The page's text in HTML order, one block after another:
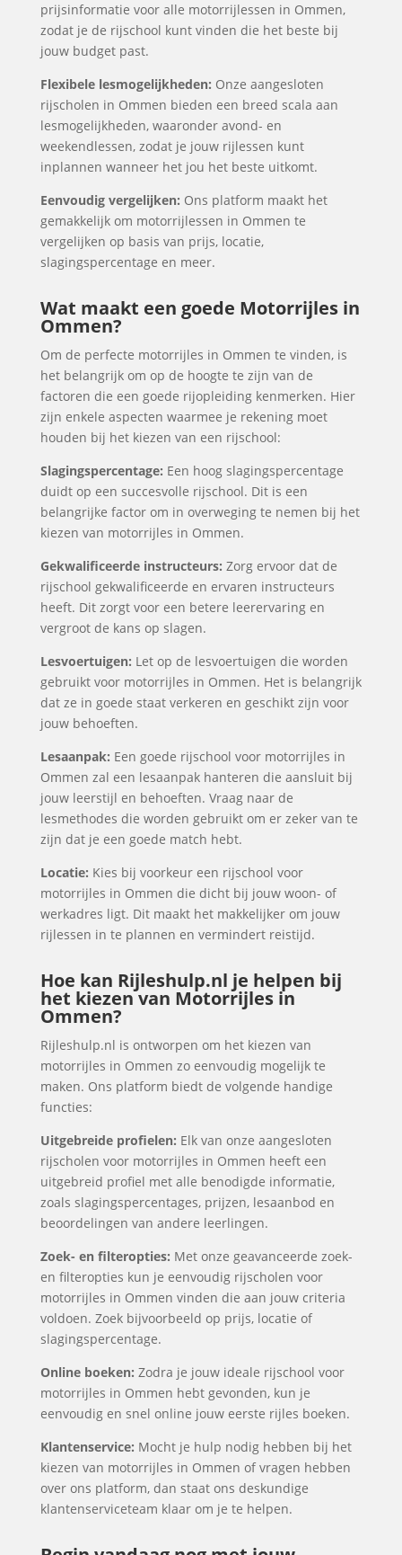
prijsinformatie voor alle motorrijlessen in Ommen,
zodat je de rijschool kunt vinden die het beste bij
jouw budget past.
Flexibele lesmogelijkheden: Onze aangesloten
rijscholen in Ommen bieden een breed scala aan
lesmogelijkheden, waaronder avond- en
weekendlessen, zodat je jouw rijlessen kunt
inplannen wanneer het jou het beste uitkomt.
Eenvoudig vergelijken: Ons platform maakt het
gemakkelijk om motorrijlessen in Ommen te
vergelijken op basis van prijs, locatie,
slagingspercentage en meer.
Wat maakt een goede Motorrijles in
Ommen?
Om de perfecte motorrijles in Ommen te vinden, is
het belangrijk om op de hoogte te zijn van de
factoren die een goede rijopleiding kenmerken. Hier
zijn enkele aspecten waarmee je rekening moet
houden bij het kiezen van een rijschool:
Slagingspercentage: Een hoog slagingspercentage
duidt op een succesvolle rijschool. Dit is een
belangrijke factor om in overweging te nemen bij het
kiezen van motorrijles in Ommen.
Gekwalificeerde instructeurs: Zorg ervoor dat de
rijschool gekwalificeerde en ervaren instructeurs
heeft. Dit zorgt voor een betere leerervaring en
vergroot de kans op slagen.
Lesvoertuigen: Let op de lesvoertuigen die worden
gebruikt voor motorrijles in Ommen. Het is belangrijk
dat ze in goede staat verkeren en geschikt zijn voor
jouw behoeften.
Lesaanpak: Een goede rijschool voor motorrijles in
Ommen zal een lesaanpak hanteren die aansluit bij
jouw leerstijl en behoeften. Vraag naar de
lesmethodes die worden gebruikt om er zeker van te
zijn dat je een goede match hebt.
Locatie: Kies bij voorkeur een rijschool voor
motorrijles in Ommen die dicht bij jouw woon- of
werkadres ligt. Dit maakt het makkelijker om jouw
rijlessen in te plannen en vermindert reistijd.
Hoe kan Rijleshulp.nl je helpen bij
het kiezen van Motorrijles in
Ommen?
Rijleshulp.nl is ontworpen om het kiezen van
motorrijles in Ommen zo eenvoudig mogelijk te
maken. Ons platform biedt de volgende handige
functies:
Uitgebreide profielen: Elk van onze aangesloten
rijscholen voor motorrijles in Ommen heeft een
uitgebreid profiel met alle benodigde informatie,
zoals slagingspercentages, prijzen, lesaanbod en
beoordelingen van andere leerlingen.
Zoek- en filteropties: Met onze geavanceerde zoek-
en filteropties kun je eenvoudig rijscholen voor
motorrijles in Ommen vinden die aan jouw criteria
voldoen. Zoek bijvoorbeeld op prijs, locatie of
slagingspercentage.
Online boeken: Zodra je jouw ideale rijschool voor
motorrijles in Ommen hebt gevonden, kun je
eenvoudig en snel online jouw eerste rijles boeken.
Klantenservice: Mocht je hulp nodig hebben bij het
kiezen van motorrijles in Ommen of vragen hebben
over ons platform, dan staat ons deskundige
klantenserviceteam klaar om je te helpen.